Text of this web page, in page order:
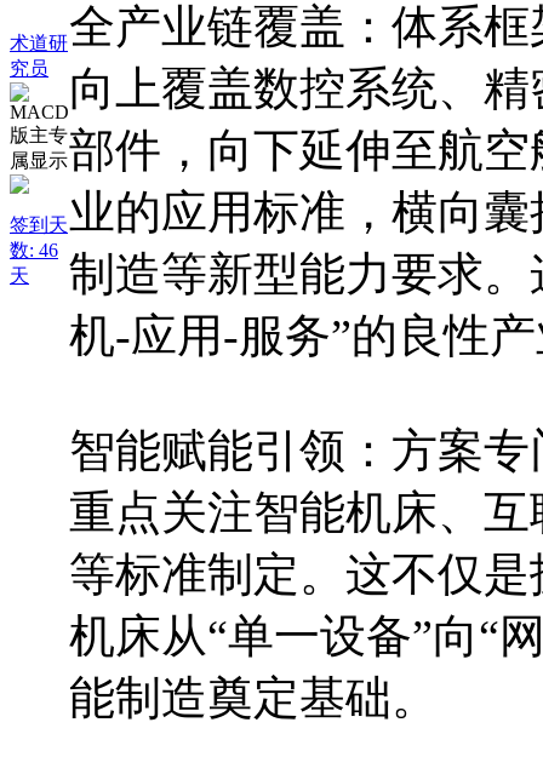
术道研
究员
签到天
数: 46
天
全产业链覆盖：体系
向上覆盖数控系统、
部件，向下延伸至航
业的应用标准，横向
制造等新型能力要求
机-应用-服务”的良性
智能赋能引领：方案
重点关注智能机床、
等标准制定。这不仅
机床从“单一设备”向“
能制造奠定基础。